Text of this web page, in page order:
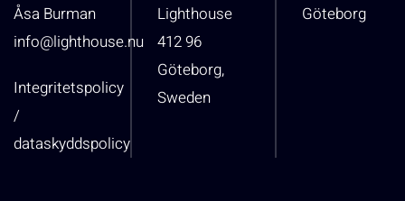
Åsa Burman
info@lighthouse.nu
Integritetspolicy
/
dataskyddspolicy
Lighthouse
412 96
Göteborg,
Sweden
Göteborg